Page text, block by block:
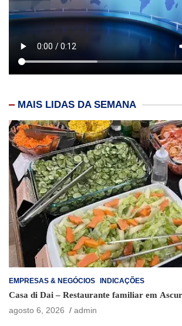
MAIS LIDAS DA SEMANA
EMPRESAS & NEGÓCIOS INDICAÇÕES
Casa di Dai – Restaurante familiar em
agosto 6, 2026
admin